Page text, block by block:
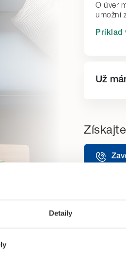
Detaily
O úver
umožní
Príklad
Už